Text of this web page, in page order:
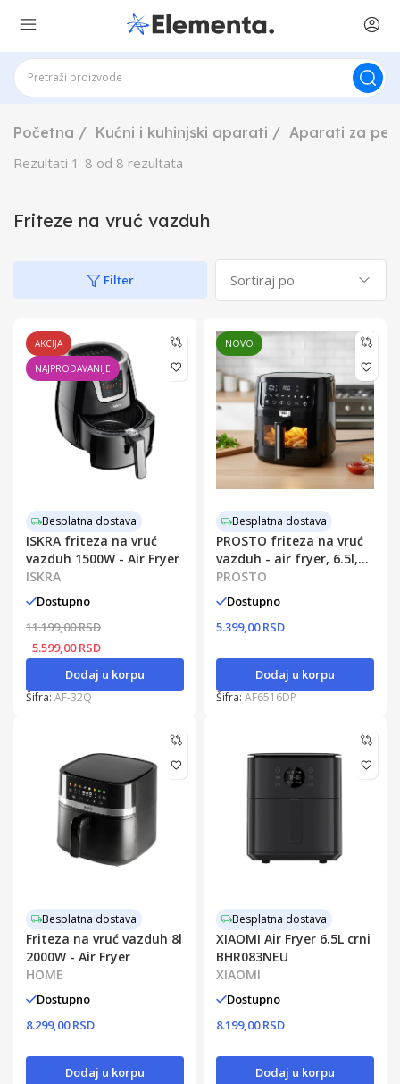
Početna Kućni i kuhinjski aparati
Aparati za
Rezultati 1 -8 od 8 rezultata
Friteze na vruć vazduh
Filter
AKCIJA
NAJPRODAVANIJE
Besplatna dostava
ISKRA friteza na vruć
vazduh 1500W - Air Fryer
ISKRA
Dostupno
11.199,00 RSD
5.599,00 RSD
Dodaj u korpu
Šifra: AF-32Q
NOVO
Besplatna dostava
PROSTO friteza na vruć
vazduh - air fryer, 6.5l,
1600W
PROSTO
Dostupno
5.399,00 RSD
Dodaj u korpu
Šifra:AF6516DP
Besplatna dostava
Friteza na vruć vazduh 8l
2000W - Air Fryer
HOME
Dostupno
8.299,00 RSD
Dodaj u korpu
Besplatna dostava
XIAOMI Air Fryer 6.5L crni
BHR083NEU
XIAOMI
Dostupno
8.199,00 RSD
Dodaj u korpu